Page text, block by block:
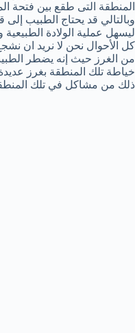
المنطقة التى طقع بين فتحة
وبالتالي قد يحتاج الطبيب
ليسهل عملية الولادة
كل الأحوال نحن لا نريد ان
من الغرز حيث إنه يضطر
خياطة تلك المنطقة بغرز
ذلك من مشاكل في تلك